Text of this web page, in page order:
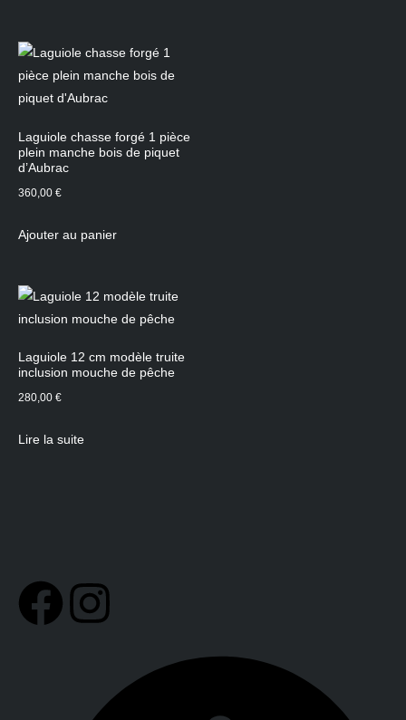
Laguiole chasse forgé 1 pièce
plein manche bois de piquet
d’Aubrac
360,00 €
Ajouter au panier
Laguiole 12 cm modèle truite
inclusion mouche de pêche
280,00 €
Lire la suite